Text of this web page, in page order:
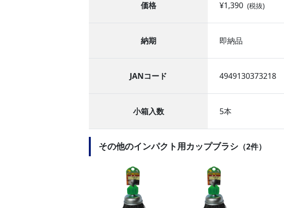
価格 ¥1,390 (税抜)
納期 即納品
JANコード 4949130373218
小箱入数 5本
その他のインパクト用カップブラシ （2件）